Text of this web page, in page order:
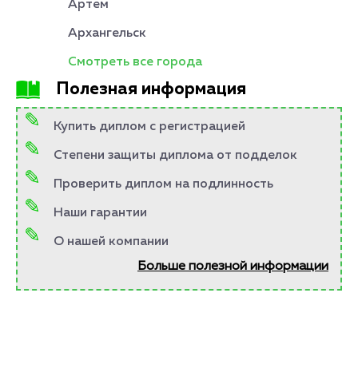
Артем
Архангельск
Смотреть все города
Полезная информация
Купить диплом с регистрацией
Степени защиты диплома от подделок
Проверить диплом на подлинность
Наши гарантии
О нашей компании
Больше полезной информации